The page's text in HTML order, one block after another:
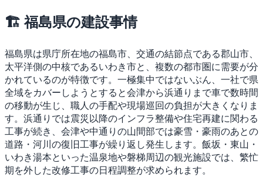
🏗 福島県の建設事情
福島県は県庁所在地の福島市、交通の結節点である郡山市、
太平洋側の中核であるいわき市と、複数の都市圏に需要が分
かれているのが特徴です。一極集中ではないぶん、一社で県
全域をカバーしようとすると会津から浜通りまで車で数時間
の移動が生じ、職人の手配や現場巡回の負担が大きくなりま
す。浜通りでは震災以降のインフラ整備や住宅再建に関わる
工事が続き、会津や中通りの山間部では豪雪・豪雨のあとの
道路・河川の復旧工事が繰り返し発生します。飯坂・東山・
いわき湯本といった温泉地や磐梯周辺の観光施設では、繁忙
期を外した改修工事の日程調整が求められます。